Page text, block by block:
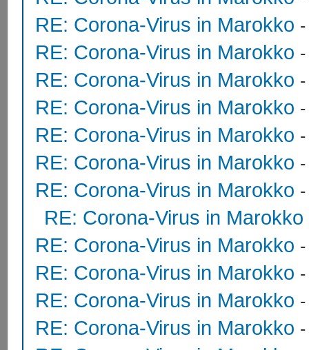
RE: Corona-Virus in Marokko
RE: Corona-Virus in Marokko
RE: Corona-Virus in Marokko
RE: Corona-Virus in Marokko
RE: Corona-Virus in Marokko
RE: Corona-Virus in Marokko
RE: Corona-Virus in Marokko
RE: Corona-Virus in Marokko
RE: Corona-Virus in Marokko
RE: Corona-Virus in Marokko
RE: Corona-Virus in Marokko
RE: Corona-Virus in Marokko